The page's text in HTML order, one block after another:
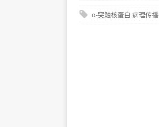
α-突触核蛋白 病理传播